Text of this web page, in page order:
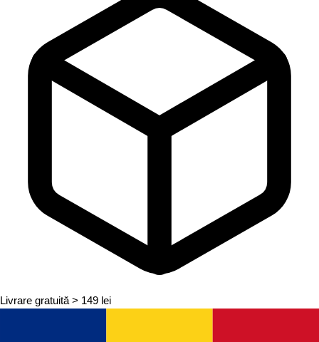
Livrare gratuită > 149 lei